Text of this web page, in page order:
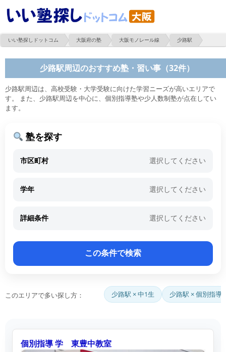
いい塾探しドットコム 大阪府の塾 大阪モノレール線 少路駅
少路駅周辺のおすすめ塾・習い事（32件）
少路駅周辺は、高校受験・大学受験に向けた学習ニーズが高いエリアで
す。 また、少路駅周辺を中心に、個別指導塾や少人数制塾が点在してい
ます。
塾を探す
市区町村 選択してください
学年 選択してください
詳細条件 選択してください
このエリアで多い探し方： 少路駅 × 中1生 少路駅 × 個別指導
個別指導 学 東豊中教室